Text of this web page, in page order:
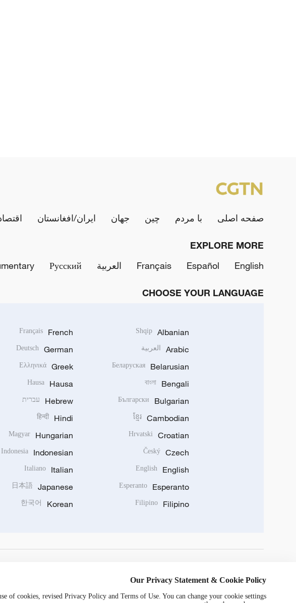
صفحه اصلی با مردم چین جهان ایران/افغانستان
EXPLORE MORE
English
Español
Français العربية Русский
CHOOSE YOUR LANGUAGE
Albanian
Shqip
Arabic العربية
Belarusian
Беларуская
Bengali
বাংলা
Bulgarian
Български
Cambodian
ខ្មែរ
Croatian
Hrvatski
Czech
Český
English
English
Esperanto
Esperanto
Filipino
Filipino
French
Français
German
Deutsch
Greek
Ελληνικά
Hausa
Hausa
Hebrew עברית
Hindi
हिन्दी
Hungarian
Magyar
Indonesian
Indonesia
Italian
Italiano
Japanese
日本語
Korean
한국어
Our Privacy Statement & Cookie Policy
of cookies, revised Privacy Policy and Terms of Use. You can change your cookie settings